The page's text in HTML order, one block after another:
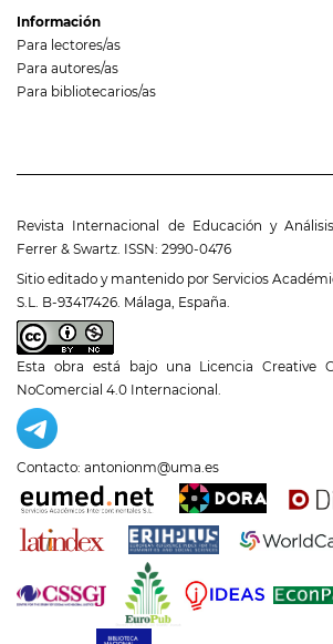
Información
Para lectores/as
Para autores/as
Para bibliotecarios/as
Revista Internacional de Educación y
Ferrer & Swartz. ISSN: 2990-0476
Sitio editado y mantenido por Servicios
S.L. B-93417426. Málaga, España.
Esta obra está bajo una Licencia Creative
NoComercial 4.0 Internacional .
Contacto: antonionm@uma.es